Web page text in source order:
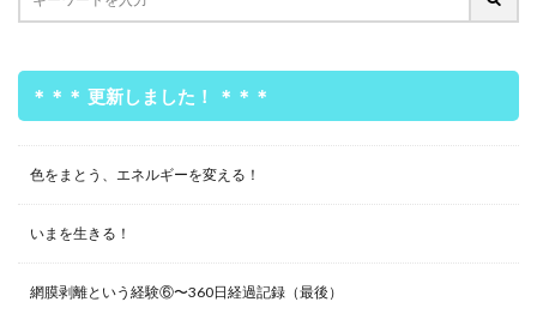
＊＊＊ 更新しました！ ＊＊＊
色をまとう、エネルギーを変える！
いまを生きる！
網膜剥離という経験⑥〜360日経過記録（最後）